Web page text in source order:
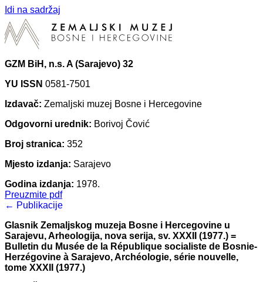
Idi na sadržaj
GZM BiH, n.s. A (Sarajevo) 32
YU ISSN 0581-7501
Izdavač: Zemaljski muzej Bosne i Hercegovine
Odgovorni urednik: Borivoj Čović
Broj stranica: 352
Mjesto izdanja: Sarajevo
Godina izdanja: 1978.
Preuzmite pdf
← Publikacije
Glasnik Zemaljskog muzeja Bosne i Hercegovine u
Sarajevu, Arheologija, nova serija, sv. XXXII (1977.) =
Bulletin du Musée de la République socialiste de Bosnie-
Herzégovine à Sarajevo, Archéologie, série nouvelle,
tome XXXII (1977.)